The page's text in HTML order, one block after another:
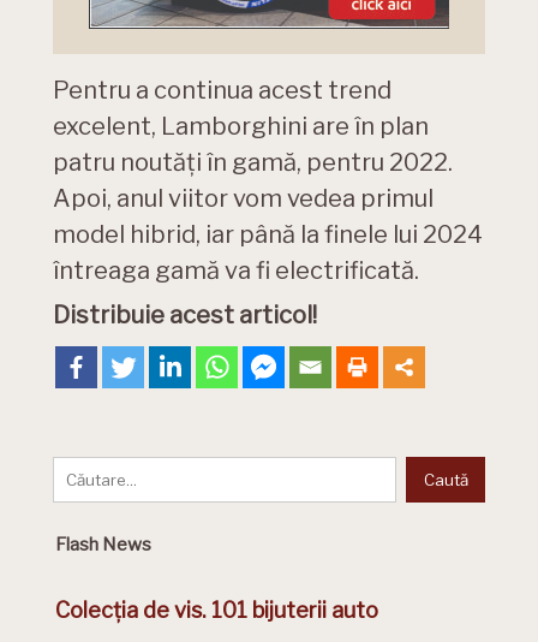
Pentru a continua acest trend
excelent, Lamborghini are în plan
patru noutăți în gamă, pentru 2022.
Apoi, anul viitor vom vedea primul
model hibrid, iar până la finele lui 2024
întreaga gamă va fi electrificată.
Distribuie acest articol!
Flash News
Colecția de vis. 101 bijuterii auto